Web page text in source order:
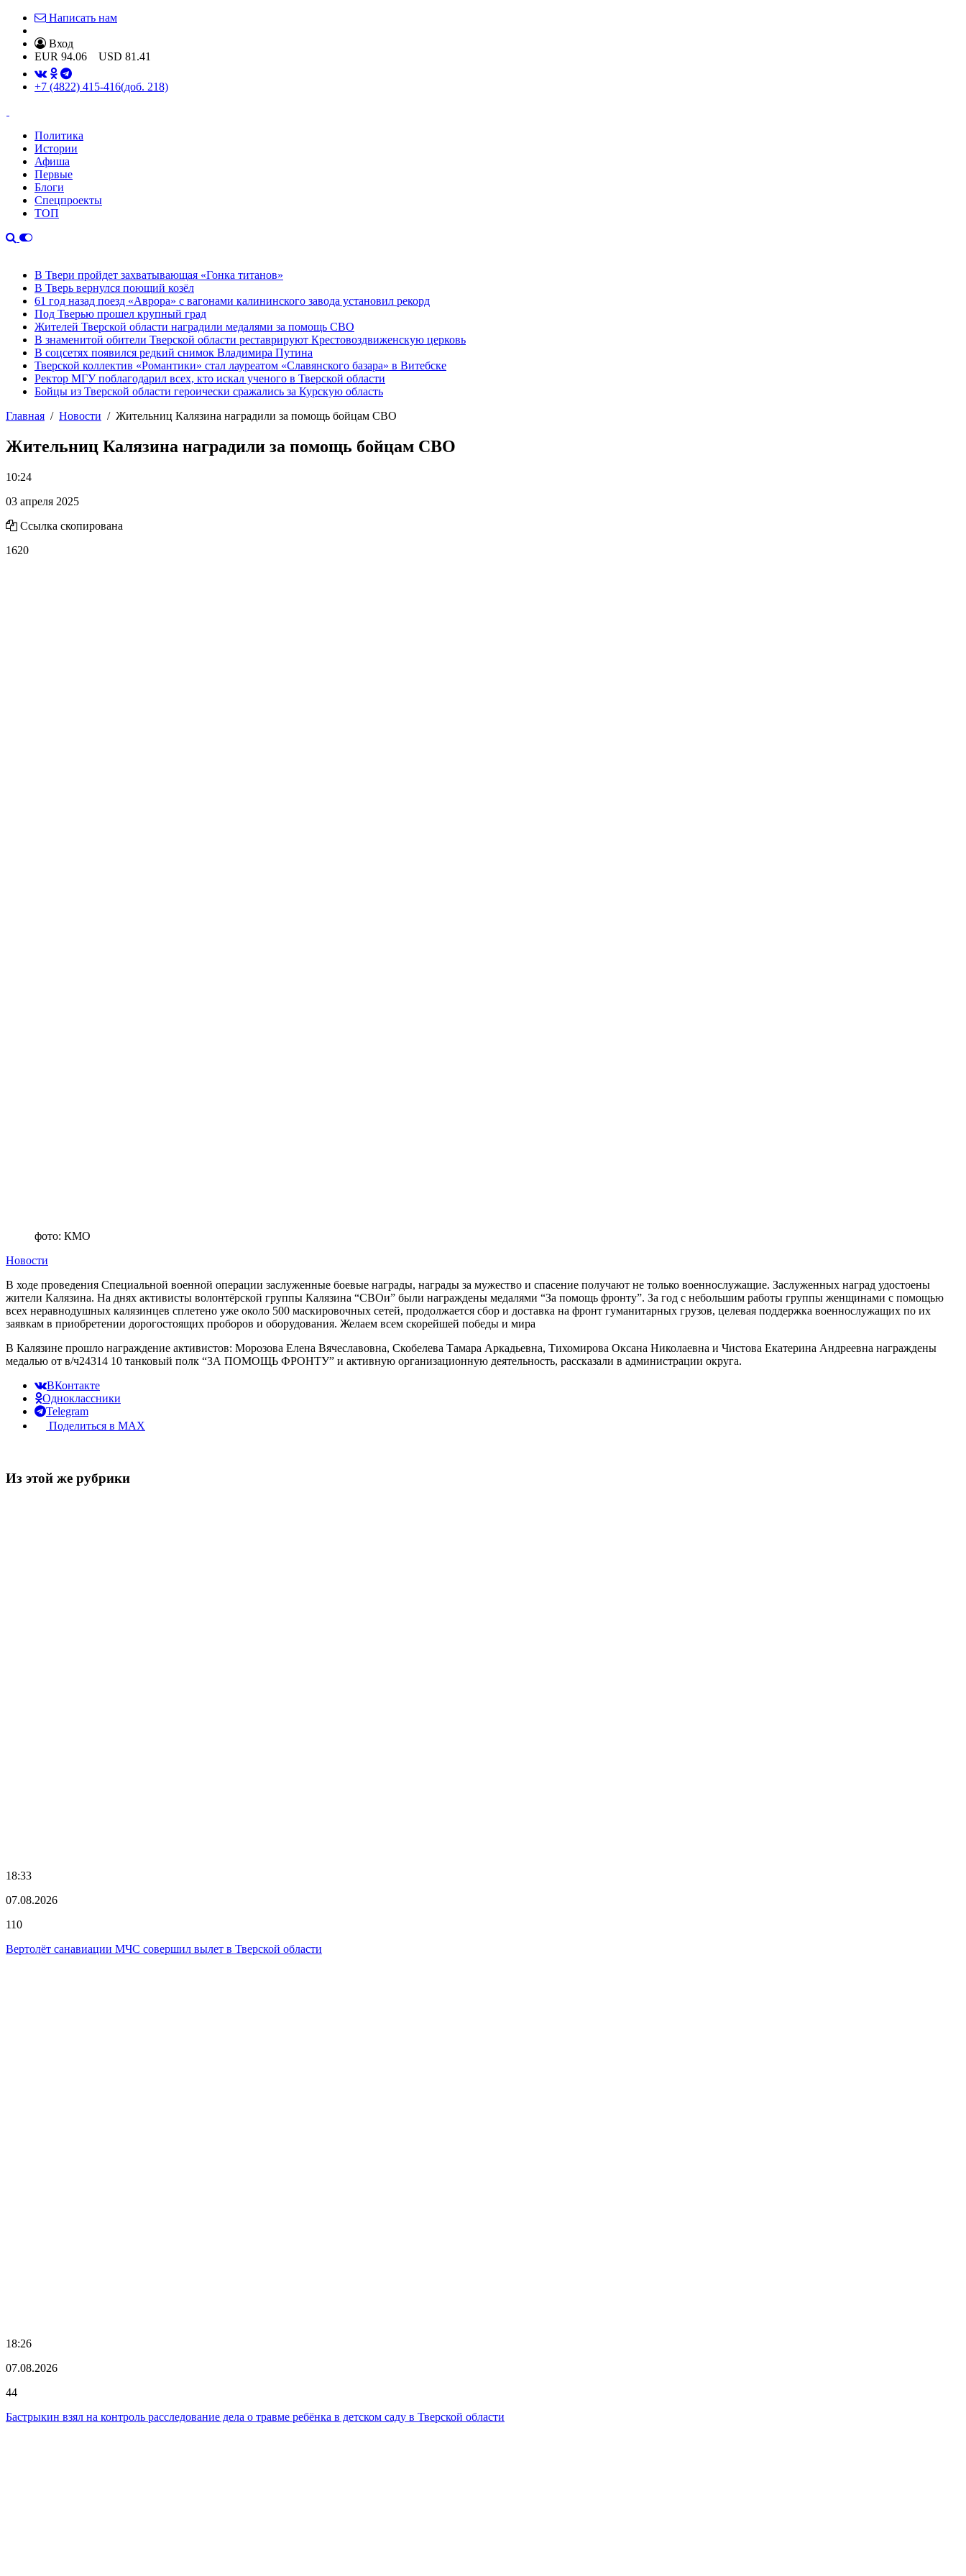
Написать нам
Вход
EUR 94.06 USD 81.41
+7 (4822) 415-416(доб. 218)
Политика
Истории
Афиша
Первые
Блоги
Спецпроекты
ТОП
В Твери пройдет захватывающая «Гонка титанов»
В Тверь вернулся поющий козёл
61 год назад поезд «Аврора» с вагонами калининского завода установил рекорд
Под Тверью прошел крупный град
Жителей Тверской области наградили медалями за помощь СВО
В знаменитой обители Тверской области реставрируют Крестовоздвиженскую церковь
В соцсетях появился редкий снимок Владимира Путина
Тверской коллектив «Романтики» стал лауреатом «Славянского базара» в Витебске
Ректор МГУ поблагодарил всех, кто искал ученого в Тверской области
Бойцы из Тверской области героически сражались за Курскую область
Главная
Новости Жительниц Калязина наградили за помощь бойцам СВО
Жительниц Калязина наградили за помощь бойцам СВО
10:24
03 апреля 2025
Ссылка скопирована
1620
фото: КМО
Новости
В ходе проведения Специальной военной операции заслуженные боевые награды, награды за мужество и спасение получают не только военнослужащие. Заслуженных наград удостоены
жители Калязина. На днях активисты волонтёрской группы Калязина “СВОи” были награждены медалями “За помощь фронту”. За год с небольшим работы группы женщинами с помощью
всех неравнодушных калязинцев сплетено уже около 500 маскировочных сетей, продолжается сбор и доставка на фронт гуманитарных грузов, целевая поддержка военнослужащих по их
заявкам в приобретении дорогостоящих проборов и оборудования. Желаем всем скорейшей победы и мира
В Калязине прошло награждение активистов: Морозова Елена Вячеславовна, Скобелева Тамара Аркадьевна, Тихомирова Оксана Николаевна и Чистова Екатерина Андреевна награждены
медалью от в/ч24314 10 танковый полк “ЗА ПОМОЩЬ ФРОНТУ” и активную организационную деятельность, рассказали в администрации округа.
ВКонтакте
Одноклассники
Telegram
Поделиться в MAX
Из этой же рубрики
18:33
07.08.2026
110
Вертолёт санавиации МЧС совершил вылет в Тверской области
18:26
07.08.2026
44
Бастрыкин взял на контроль расследование дела о травме ребёнка в детском саду в Тверской области